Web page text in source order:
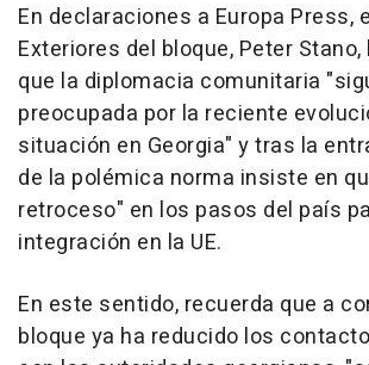
En declaraciones a Europa Press,
Exteriores del bloque, Peter
que la diplomacia comunitaria
preocupada por la reciente
situación en Georgia" y tras la
de la polémica norma insiste en
retroceso" en los pasos del país
integración en la UE.
En este sentido, recuerda que a
bloque ya ha reducido los